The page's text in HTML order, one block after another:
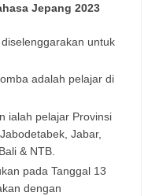
Jepang 2023
untuk
adalah pelajar di
ialah pelajar Provinsi
Jabar,
& NTB.
pada Tanggal 13
dengan